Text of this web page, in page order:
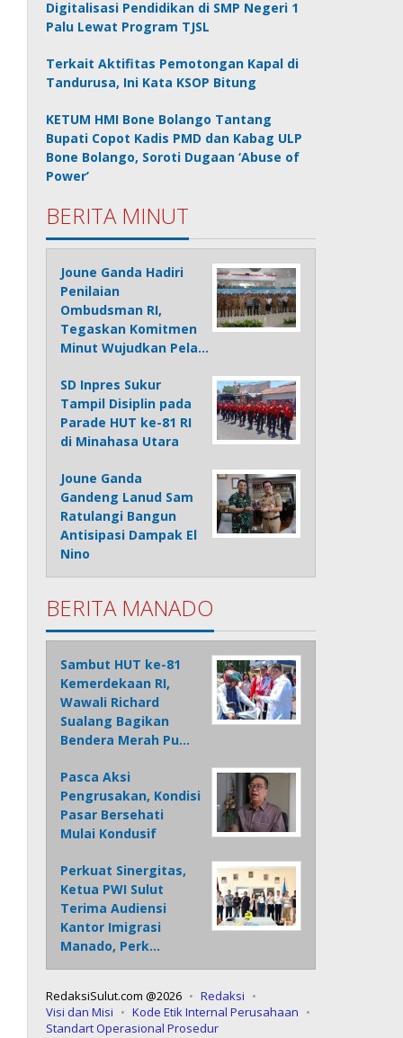
Digitalisasi Pendidikan di SMP Negeri 1
Palu Lewat Program TJSL
Terkait Aktifitas Pemotongan Kapal di
Tandurusa, Ini Kata KSOP Bitung
KETUM HMI Bone Bolango Tantang
Bupati Copot Kadis PMD dan Kabag ULP
Bone Bolango, Soroti Dugaan ‘Abuse of
Power’
BERITA MINUT
Joune Ganda Hadiri
Penilaian
Ombudsman RI,
Tegaskan Komitmen
Minut Wujudkan Pela…
SD Inpres Sukur
Tampil Disiplin pada
Parade HUT ke-81 RI
di Minahasa Utara
Joune Ganda
Gandeng Lanud Sam
Ratulangi Bangun
Antisipasi Dampak El
Nino
BERITA MANADO
Sambut HUT ke-81
Kemerdekaan RI,
Wawali Richard
Sualang Bagikan
Bendera Merah Pu…
Pasca Aksi
Pengrusakan, Kondisi
Pasar Bersehati
Mulai Kondusif
Perkuat Sinergitas,
Ketua PWI Sulut
Terima Audiensi
Kantor Imigrasi
Manado, Perk…
RedaksiSulut.com @2026
Redaksi
Visi dan Misi
Kode Etik Internal Perusahaan
Standart Operasional Prosedur